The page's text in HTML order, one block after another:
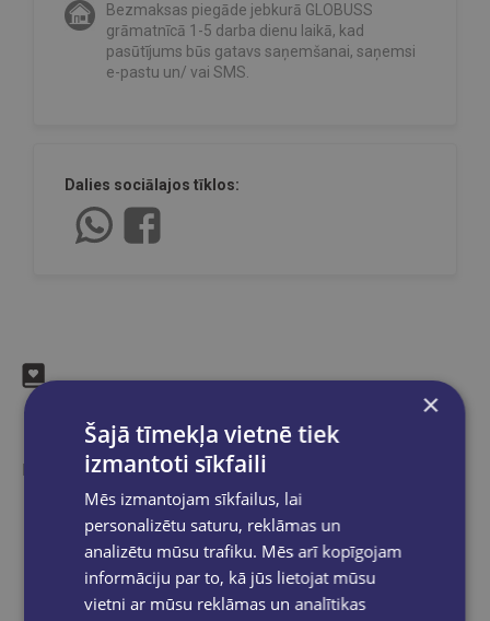
Bezmaksas piegāde jebkurā GLOBUSS
grāmatnīcā 1-5 darba dienu laikā, kad
pasūtījums būs gatavs saņemšanai, saņemsi
e-pastu un/ vai SMS.
Dalies sociālajos tīklos:
Līdzīgas preces
Ieskaties, varbūt noder
×
Šajā tīmekļa vietnē tiek
izmantoti sīkfaili
Mēs izmantojam sīkfailus, lai
personalizētu saturu, reklāmas un
analizētu mūsu trafiku. Mēs arī kopīgojam
informāciju par to, kā jūs lietojat mūsu
vietni ar mūsu reklāmas un analītikas